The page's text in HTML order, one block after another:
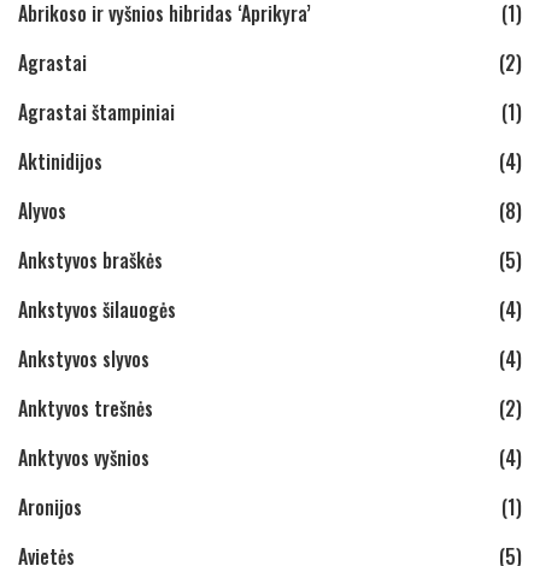
Abrikoso ir vyšnios hibridas ‘Aprikyra’
(1)
Agrastai
(2)
Agrastai štampiniai
(1)
Aktinidijos
(4)
Alyvos
(8)
Ankstyvos braškės
(5)
Ankstyvos šilauogės
(4)
Ankstyvos slyvos
(4)
Anktyvos trešnės
(2)
Anktyvos vyšnios
(4)
Aronijos
(1)
Avietės
(5)